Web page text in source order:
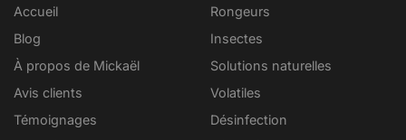
Accueil
Blog
À propos de Mickaël
Avis clients
Témoignages
Rongeurs
Insectes
Solutions naturelles
Volatiles
Désinfection